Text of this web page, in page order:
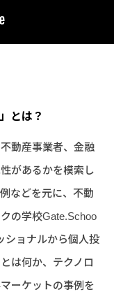
とは？
動産事業者、金融
があるかを模索し
などを元に、不動
の学校Gate.Schoo
ショナルから個人投
は何か、テクノロ
ーケットの事例を